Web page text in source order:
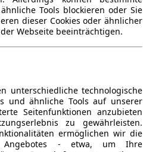
Tools blockieren oder Sie
dieser Cookies oder ähnlicher
Webseite beeinträchtigen.
unterschiedliche technologische
und ähnliche Tools auf unserer
Seitenfunktionen anzubieten
zu gewährleisten.
ermöglichen wir die
Angebotes - etwa, um Ihre